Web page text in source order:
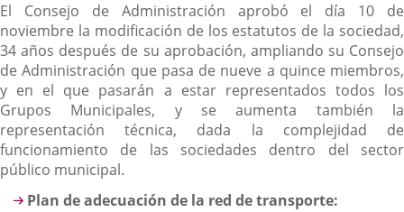
El Consejo de Administración aprobó el día 10 de
noviembre la modificación de los estatutos de la sociedad,
34 años después de su aprobación, ampliando su Consejo
de Administración que pasa de nueve a quince miembros,
y en el que pasarán a estar representados todos los
Grupos Municipales, y se aumenta también la
representación técnica, dada la complejidad de
funcionamiento de las sociedades dentro del sector
público municipal.
Plan de adecuación de la red de transporte: